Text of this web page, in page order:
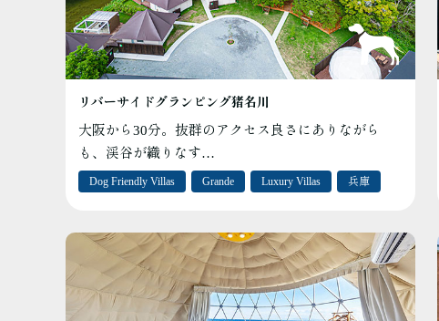
リバーサイドグランピング猪名川
大阪から30分。抜群のアクセス良さにありながら
も、渓谷が織りなす…
Dog Friendly Villas Grande Luxury Villas 兵庫